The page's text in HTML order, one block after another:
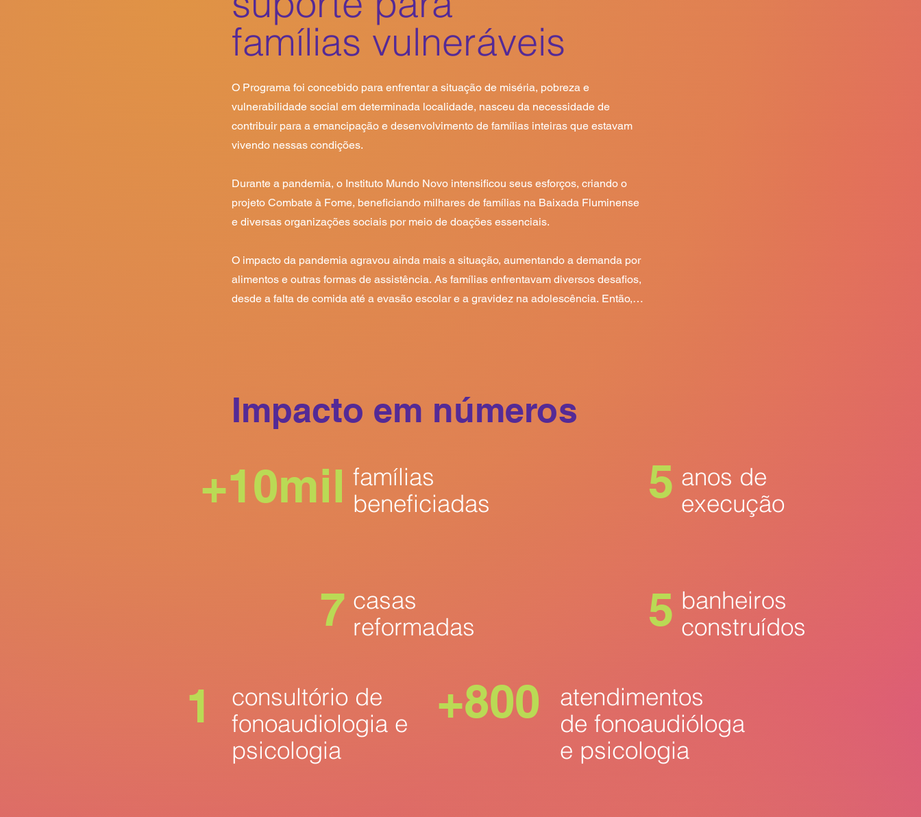
famílias vulneráveis
O Programa foi concebido para enfrentar a situação de miséria, pobreza e
vulnerabilidade social em determinada localidade, nasceu da necessidade de
contribuir para a emancipação e desenvolvimento de famílias inteiras que estavam
vivendo nessas condições.
Durante a pandemia, o Instituto Mundo Novo intensificou seus esforços, criando o
projeto Combate à Fome, beneficiando milhares de famílias na Baixada Fluminense
e diversas organizações sociais por meio de doações essenciais.
O impacto da pandemia agravou ainda mais a situação, aumentando a demanda por
alimentos e outras formas de assistência. As famílias enfrentavam diversos desafios,
desde a falta de comida até a evasão escolar e a gravidez na adolescência. Então, o
No auge da crise, a sede se tornou uma base humanitária, recebendo centenas de
pessoas em busca de ajuda todos os dias. Foi realizado um extenso cadastramento
de famílias, identificando as mais vulneráveis e elaborando estratégias para auxiliá-
criação de um novo projeto para integrar essas famílias na pedagogia do instituto,
possibilitando sua emancipação e o início de uma nova jornada.
O programa visa oferecer a essas pessoas a oportunidade de trilhar um caminho
rumo à emancipação, possibilitando a construção de um futuro mais promissor e a
Impacto em números
5 anos de
execução
5 banheiros
construídos
+10mil famílias
beneficiadas
7 casas
reformadas
+800atendimentos
de fonoaudióloga
e psicologia
1consultório de
fonoaudiologia e
psicologia